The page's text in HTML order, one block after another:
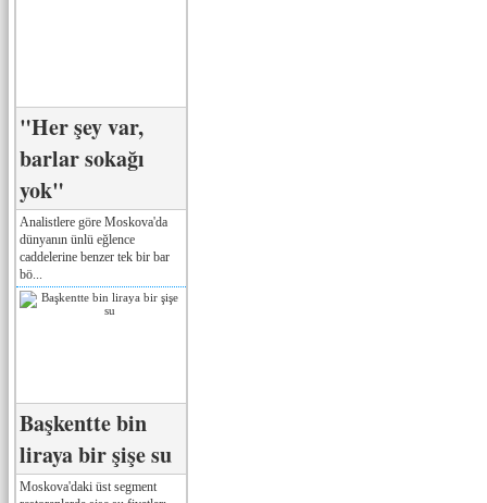
"Her şey var,
barlar sokağı
yok"
Analistlere göre Moskova'da
dünyanın ünlü eğlence
caddelerine benzer tek bir bar
bö...
Başkentte bin
liraya bir şişe su
Moskova'daki üst segment